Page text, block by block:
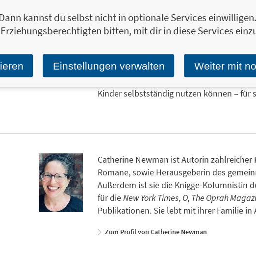
auf verletzende oder
mit Mobbing umgeht und
Die comicartig erzählten Szenen machen
das Gelesene direkt auszuprobieren. So
Kinder selbstständig nutzen können – für
Catherine Newman ist Autorin
Romane, sowie Herausgeberin des
Außerdem ist sie die Knigge-Kolumnistin
für dieNew York Times, O, The Oprah
Publikationen. Sie lebt mit ihrer Familie in
Zum Profil von Catherine Newman
kannst du selbst nicht in optionale Services
Erziehungsberechtigten bitten, mit dir in diese Services
Einstellungen verwalten Weiter mit